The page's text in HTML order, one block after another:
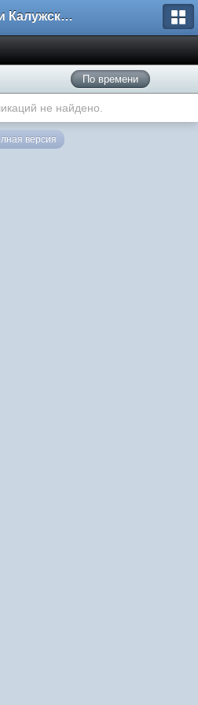
Блоги Калужского перекрестка
По времени
не найдено.
версия